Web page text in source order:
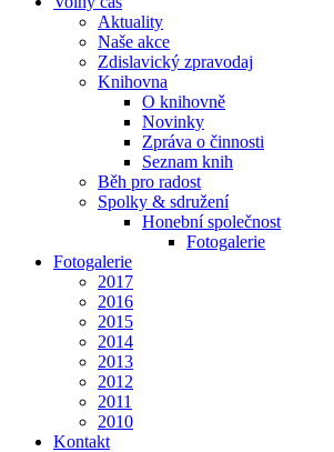
Aktuality
Naše akce
Zdislavický zpravodaj
Knihovna
O knihovně
Novinky
Zpráva o činnosti
Seznam knih
Běh pro radost
Spolky & sdružení
Honební společnost
Fotogalerie
Fotogalerie
2017
2016
2015
2014
2013
2012
2011
2010
Kontakt